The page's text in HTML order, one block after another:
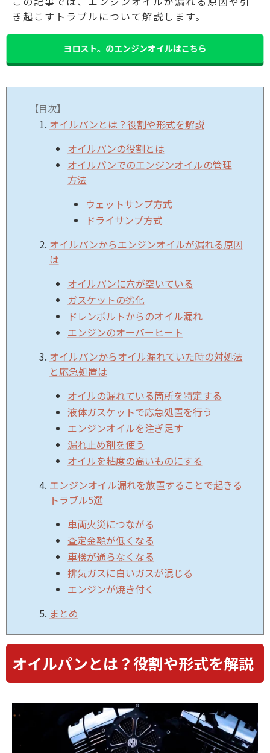
き起こすトラブルについて解説します。
ヨロスト。のエンジンオイルはこちら
【目次】
オイルパンとは？役割や形式を解説
オイルパンの役割とは
オイルパンでのエンジンオイルの管理
方法
ウェットサンプ方式
ドライサンプ方式
オイルパンからエンジンオイルが漏れる原因
は
オイルパンに穴が空いている
ガスケットの劣化
ドレンボルトからのオイル漏れ
エンジンのオーバーヒート
オイルパンからオイル漏れていた時の対処法
と応急処置は
オイルの漏れている箇所を特定する
液体ガスケットで応急処置を行う
エンジンオイルを注ぎ足す
漏れ止め剤を使う
オイルを粘度の高いものにする
エンジンオイル漏れを放置することで起きる
トラブル5選
車両火災につながる
査定金額が低くなる
車検が通らなくなる
排気ガスに白いガスが混じる
エンジンが焼き付く
まとめ
オイルパンとは？役割や形式を解説